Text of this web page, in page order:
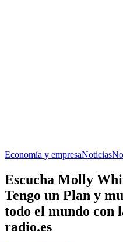
Economía y empresaNoticias
Escucha Molly
Tengo un Plan y
todo el mundo con
radio.es